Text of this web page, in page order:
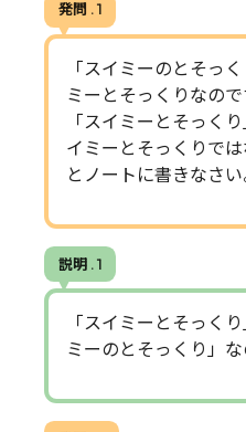
発問 . 1
「スイミーのとそっ
ミーとそっくりなので
「スイミーとそっく
イミーとそっくりで
とノートに書きな
説明 . 1
「スイミーとそっく
ミーのとそっくり」な